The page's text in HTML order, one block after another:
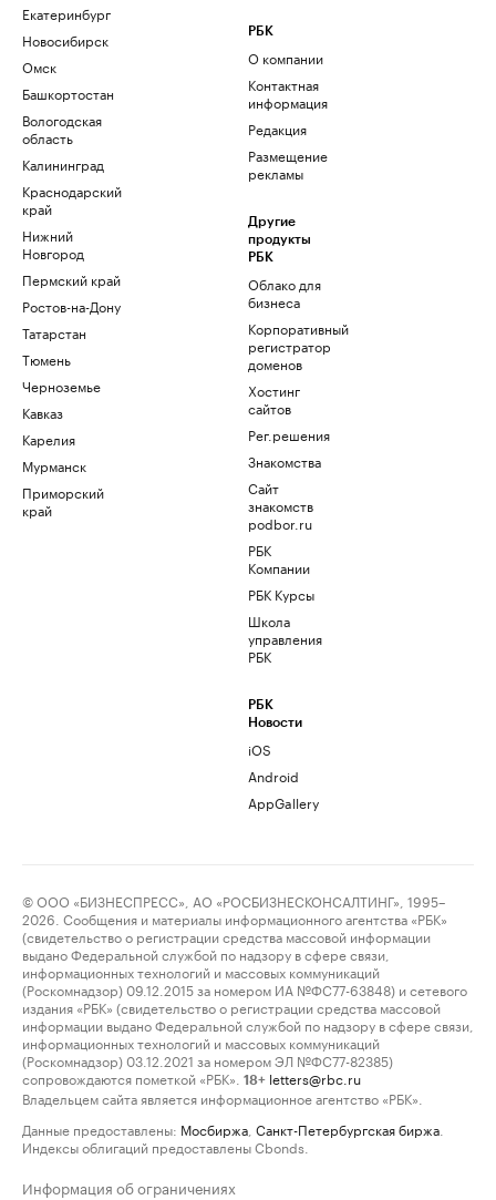
Екатеринбург
Новосибирск
Омск
Башкортостан
Вологодская
область
Калининград
Краснодарский
край
Нижний
Новгород
Пермский край
Ростов-на-Дону
Татарстан
Тюмень
Черноземье
Кавказ
Карелия
Мурманск
Приморский
край
РБК
О компании
Контактная
информация
Редакция
Размещение
рекламы
Другие
продукты
РБК
Облако для
бизнеса
Корпоративный
регистратор
доменов
Хостинг
сайтов
Рег.решения
Знакомства
Сайт
знакомств
podbor.ru
РБК
Компании
РБК Курсы
Школа
управления
РБК
РБК
Новости
iOS
Android
AppGallery
© ООО «БИЗНЕСПРЕСС», АО «РОСБИЗНЕСКОНСАЛТИНГ», 1995–
2026. Сообщения и материалы информационного агентства «РБК»
(свидетельство о регистрации средства массовой информации
выдано Федеральной службой по надзору в сфере связи,
информационных технологий и массовых коммуникаций
(Роскомнадзор) 09.12.2015 за номером ИА №ФС77-63848) и сетевого
издания «РБК» (свидетельство о регистрации средства массовой
информации выдано Федеральной службой по надзору в сфере связи,
информационных технологий и массовых коммуникаций
(Роскомнадзор) 03.12.2021 за номером ЭЛ №ФС77-82385)
сопровождаются пометкой «РБК».
18+ letters@rbc.ru
Владельцем сайта является информационное агентство «РБК».
Данные предоставлены: Мосбиржа Санкт-Петербургская биржа
Индексы облигаций предоставлены Cbonds.
Информация об ограничениях